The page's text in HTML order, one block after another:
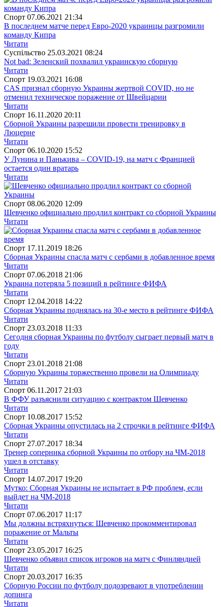
Спорт 07.06.2021 21:34
В последнем матче перед Евро-2020 украинцы разгромили
команду Кипра
Читати
Суспiльство 25.03.2021 08:24
Not bad: Зеленский похвалил украинскую сборную
Читати
Спорт 19.03.2021 16:08
CAS признал сборную Украины жертвой COVID, но не
отменил техническое поражение от Швейцарии
Читати
Спорт 16.11.2020 20:11
Сборной Украины разрешили провести тренировку в
Люцерне
Читати
Спорт 06.10.2020 15:52
У Лунина и Панькива – COVID-19, на матч с Францией
остается один вратарь
Читати
Спорт 08.06.2020 12:09
Шевченко официально продлил контракт со сборной Украины
Читати
Спорт 17.11.2019 18:26
Сборная Украины спасла матч с сербами в добавленное время
Читати
Спорт 07.06.2018 21:06
Украина потеряла 5 позиций в рейтинге ФИФА
Читати
Спорт 12.04.2018 14:22
Сборная Украины поднялась на 30-е место в рейтинге ФИФА
Читати
Спорт 23.03.2018 11:33
Сегодня сборная Украины по футболу сыграет первый матч в
году
Читати
Спорт 23.01.2018 21:08
Сборную Украины торжественно провели на Олимпиаду
Читати
Спорт 06.11.2017 21:03
В ФФУ разъяснили ситуацию с контрактом Шевченко
Читати
Спорт 10.08.2017 15:52
Сборная Украины опустилась на 2 строчки в рейтинге ФИФА
Читати
Спорт 27.07.2017 18:34
Тренер соперника сборной Украины по отбору на ЧМ-2018
ушел в отставку
Читати
Спорт 14.07.2017 19:20
Мутко: Сборная Украины не испытает в РФ проблем, если
выйдет на ЧМ-2018
Читати
Спорт 07.06.2017 11:17
Мы должны встряхнуться: Шевченко прокомментировал
поражение от Мальты
Читати
Спорт 23.05.2017 16:25
Шевченко объявил список игроков на матч с Финляндией
Читати
Спорт 20.03.2017 16:35
Сборную России по футболу подозревают в употреблении
допинга
Читати